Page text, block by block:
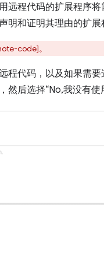
远程代码的扩展程序
和证明其理由的扩展
code]。
程代码，以及如果需
后选择“No,我没有使